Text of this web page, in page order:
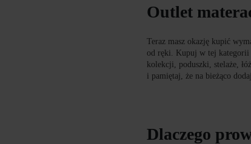
Outlet
Teraz masz okazję kupić
od ręki. Kupuj w tej kategorii
kolekcji, poduszki, stelaże,
i pamiętaj, że na bieżąco
Dlaczego